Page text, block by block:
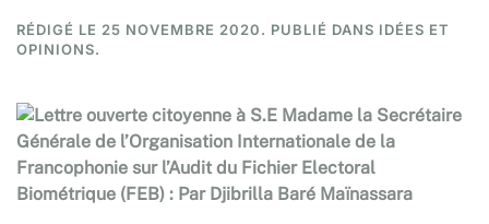
RÉDIGÉ LE 25 NOVEMBRE 2020. PUBLIÉ DANS IDÉES ET
OPINIONS.